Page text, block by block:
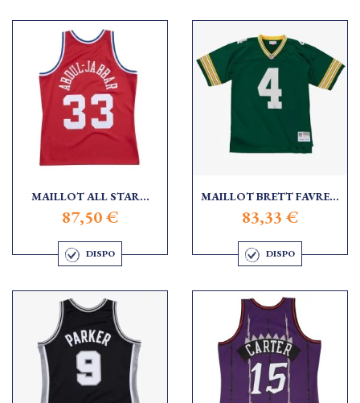
MAILLOT ALL STAR...
87,50 €
DISPO
MAILLOT BRETT FAVRE...
83,33 €
DISPO